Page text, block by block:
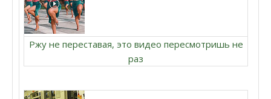
Ржу не переставая, это видео пересмотришь не
раз